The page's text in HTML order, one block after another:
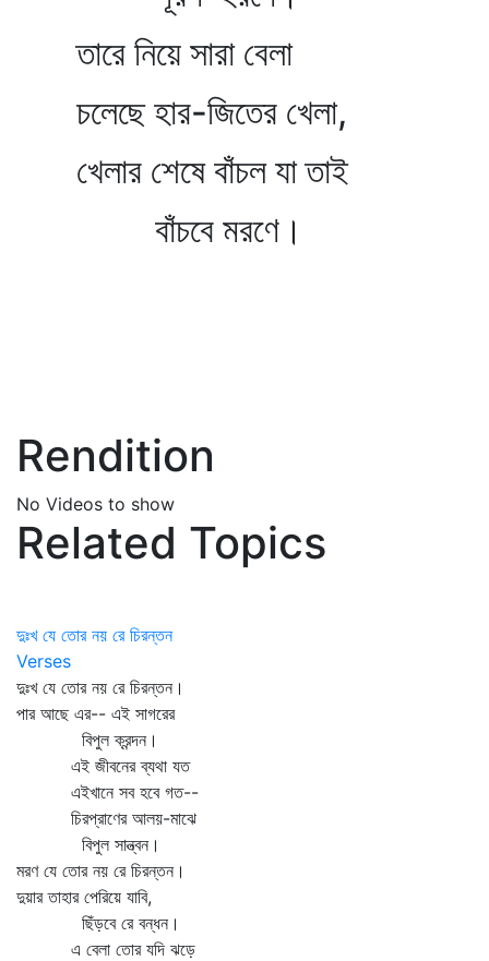
তারে নিয়ে সারা বেলা
চলেছে হার-জিতের খেলা,
খেলার শেষে বাঁচল যা তাই
বাঁচবে মরণে।
Rendition
No Videos to show
Related Topics
দুঃখ যে তোর নয় রে চিরন্তন
Verses
দুঃখ যে তোর নয় রে চিরন্তন।
পার আছে এর-- এই সাগরের
বিপুল ক্রন্দন।
এই জীবনের ব্যথা যত
এইখানে সব হবে গত--
চিরপ্রাণের আলয়-মাঝে
বিপুল সান্ত্বন।
মরণ যে তোর নয় রে চিরন্তন।
দুয়ার তাহার পেরিয়ে যাবি,
ছিঁড়বে রে বন্ধন।
এ বেলা তোর যদি ঝড়ে